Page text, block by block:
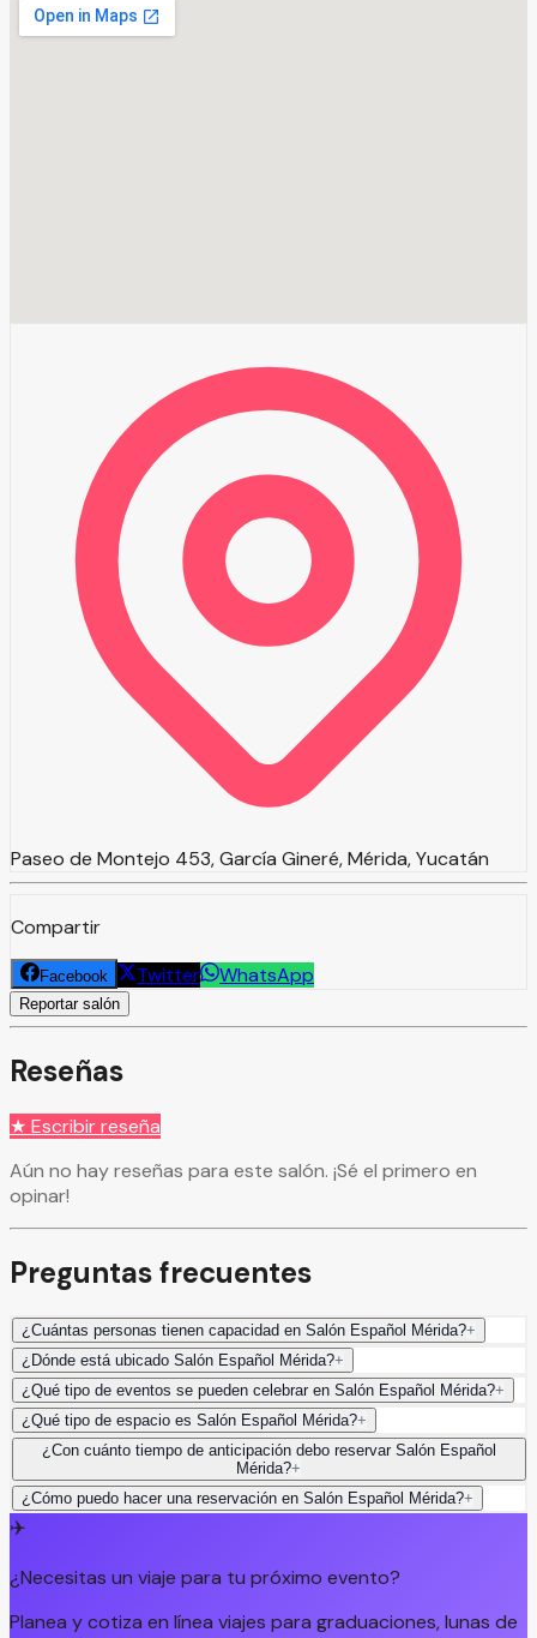
Paseo de Montejo 453, García Gineré, Mérida, Yucatán
Compartir
Facebook Twitter WhatsApp
Reportar salón
Reseñas
★ Escribir reseña
Aún no hay reseñas para este salón. ¡Sé el primero en
opinar!
Preguntas frecuentes
¿Cuántas personas tienen capacidad en Salón Español Mérida?+
¿Dónde está ubicado Salón Español Mérida?+
¿Qué tipo de eventos se pueden celebrar en Salón Español Mérida?+
¿Qué tipo de espacio es Salón Español Mérida?+
¿Con cuánto tiempo de anticipación debo reservar Salón Español
Mérida?+
¿Cómo puedo hacer una reservación en Salón Español Mérida?+
✈️
¿Necesitas un viaje para tu próximo evento?
Planea y cotiza en línea viajes para graduaciones, lunas de